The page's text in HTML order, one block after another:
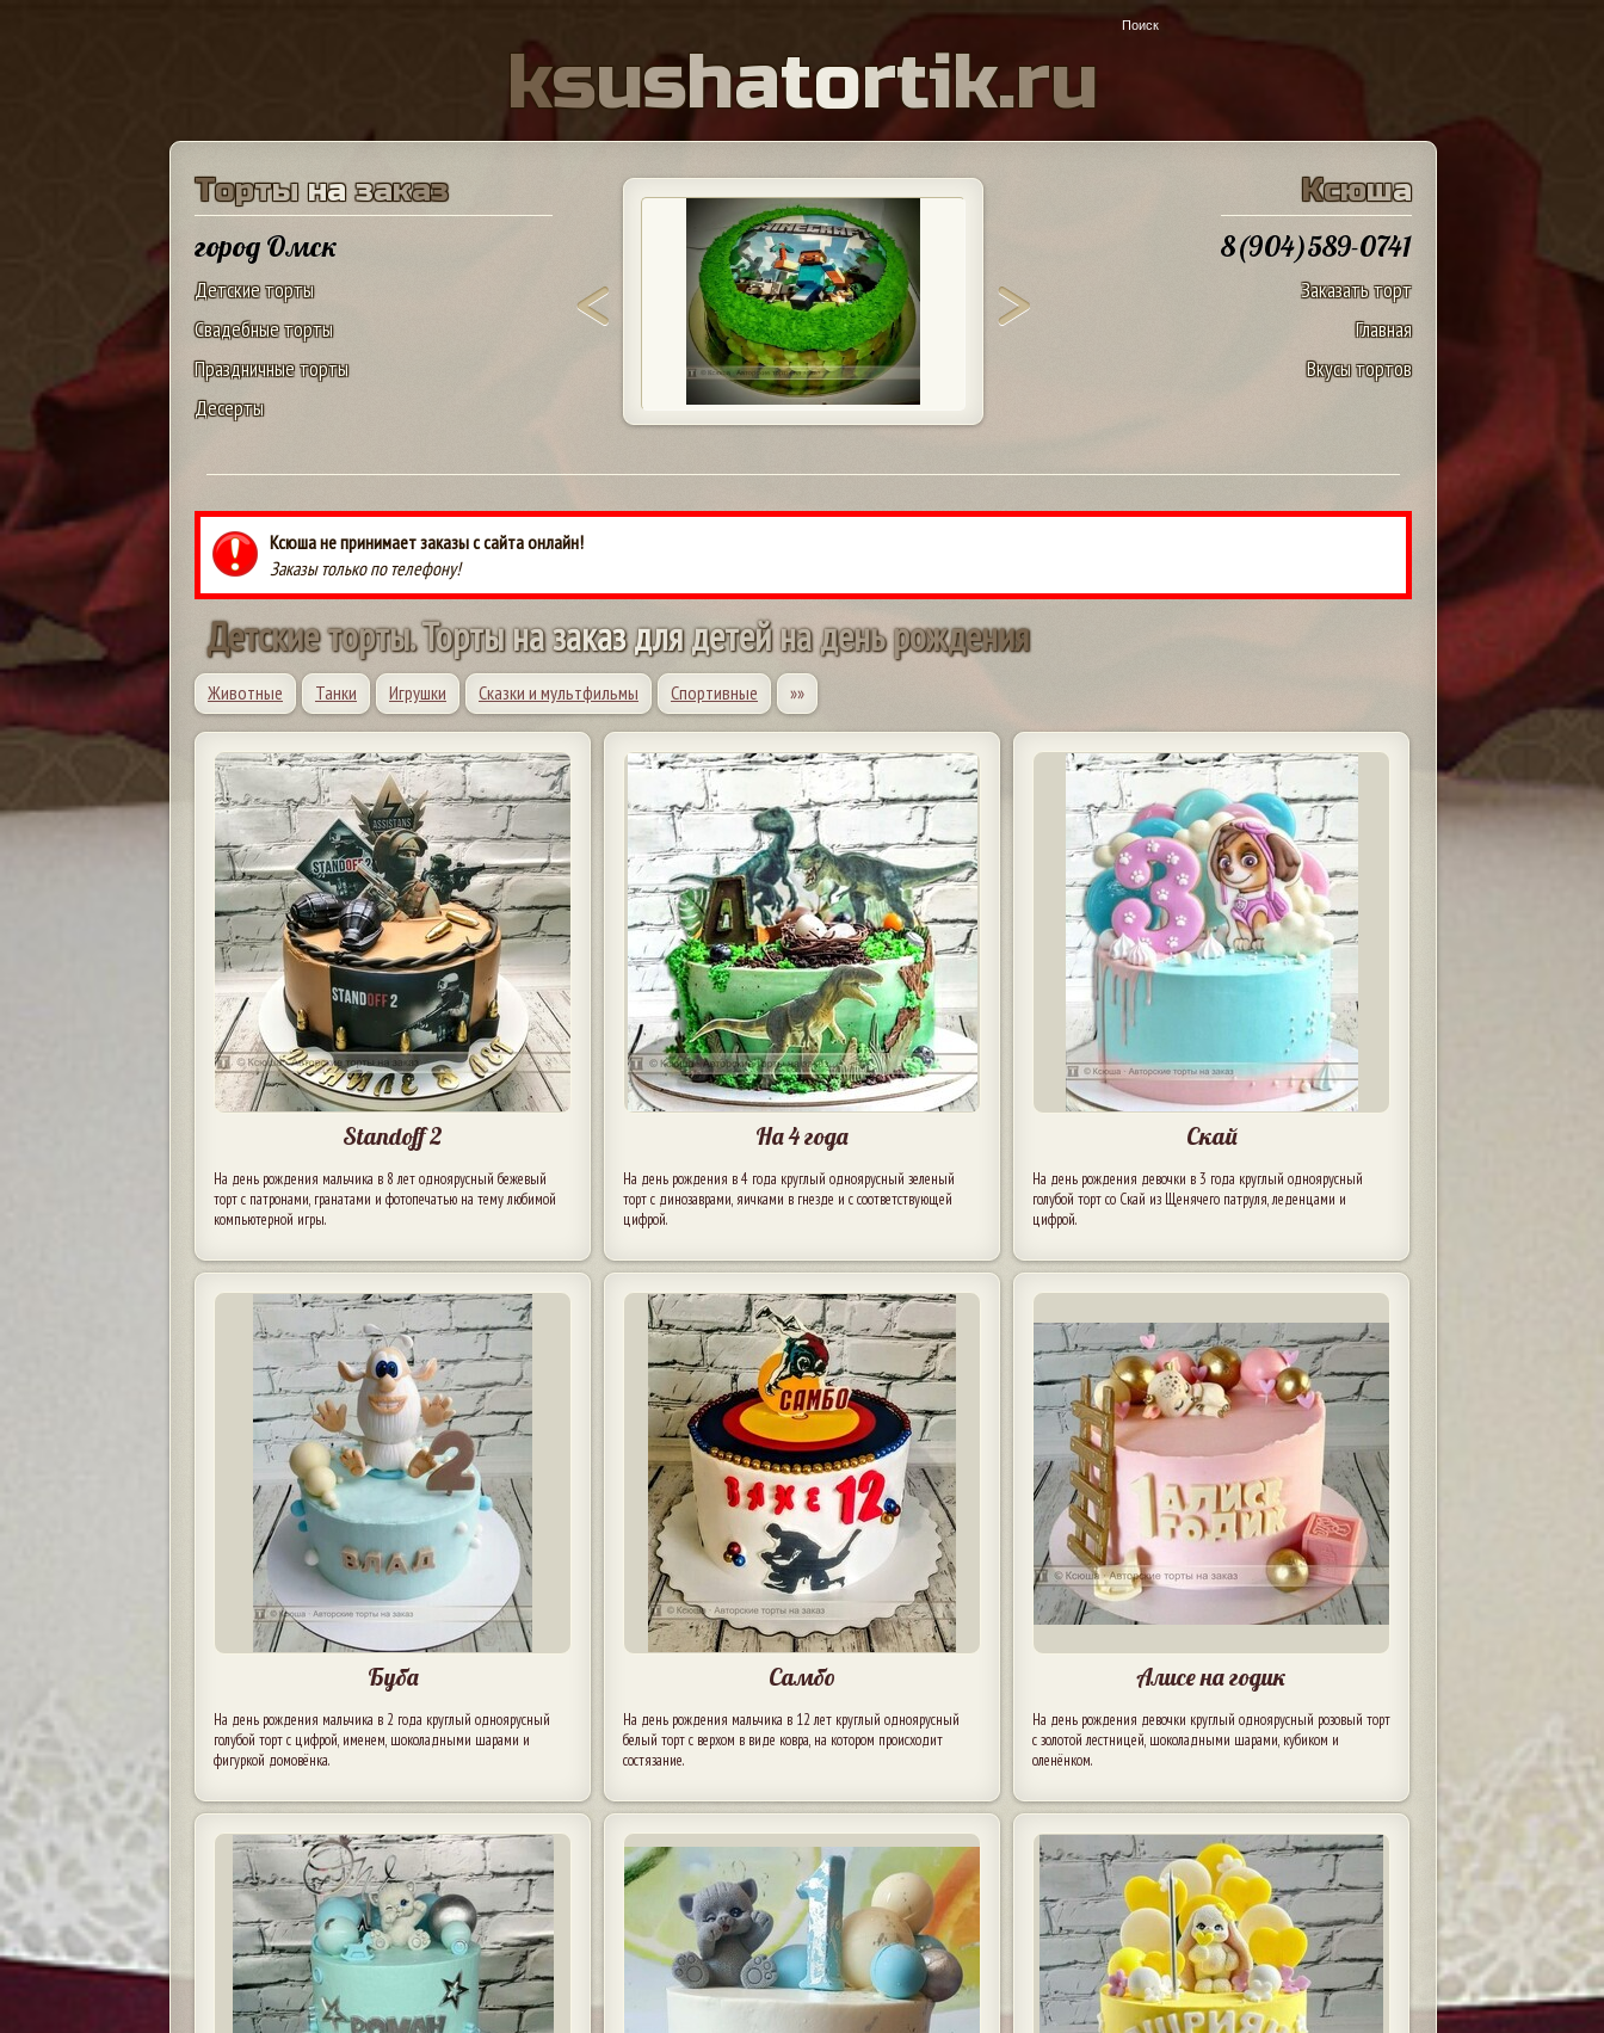
ksushatortik.ru
Торты на заказ
город Омск
Детские торты
Свадебные торты
Праздничные торты
Десерты
Ксюша
8(904)589-0741
Заказать торт
Главная
Вкусы тортов
Ксюша не принимает заказы с сайта онлайн!
Заказы только по телефону!
Детскиеторты.Тортыназаказдлядетейнаденьрождения
Животные Танки Игрушки Сказки и мультфильмы Спортивные »»
Standoff 2
На день рождения мальчика в 8 лет одноярусный бежевый
торт с патронами, гранатами и фотопечатью на тему любимой
компьютерной игры.
На 4 года
На день рождения в 4 года круглый одноярусный зеленый
торт с динозаврами, яичками в гнезде и с соответствующей
цифрой.
Скай
На день рождения девочки в 3 года круглый одноярусный
голубой торт со Скай из Щенячего патруля, леденцами и
цифрой.
Буба
На день рождения мальчика в 2 года круглый одноярусный
голубой торт с цифрой, именем, шоколадными шарами и
фигуркой домовёнка.
Самбо
На день рождения мальчика в 12 лет круглый одноярусный
белый торт с верхом в виде ковра, на котором происходит
состязание.
Алисе на годик
На день рождения девочки круглый одноярусный розовый торт
с золотой лестницей, шоколадными шарами, кубиком и
оленёнком.